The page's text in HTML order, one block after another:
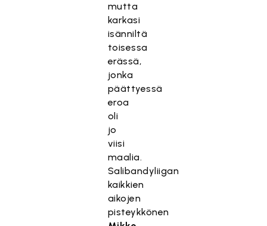
mutta
karkasi
isänniltä
toisessa
erässä,
jonka
päättyessä
eroa
oli
jo
viisi
maalia.
Salibandyliigan
kaikkien
aikojen
pisteykkönen